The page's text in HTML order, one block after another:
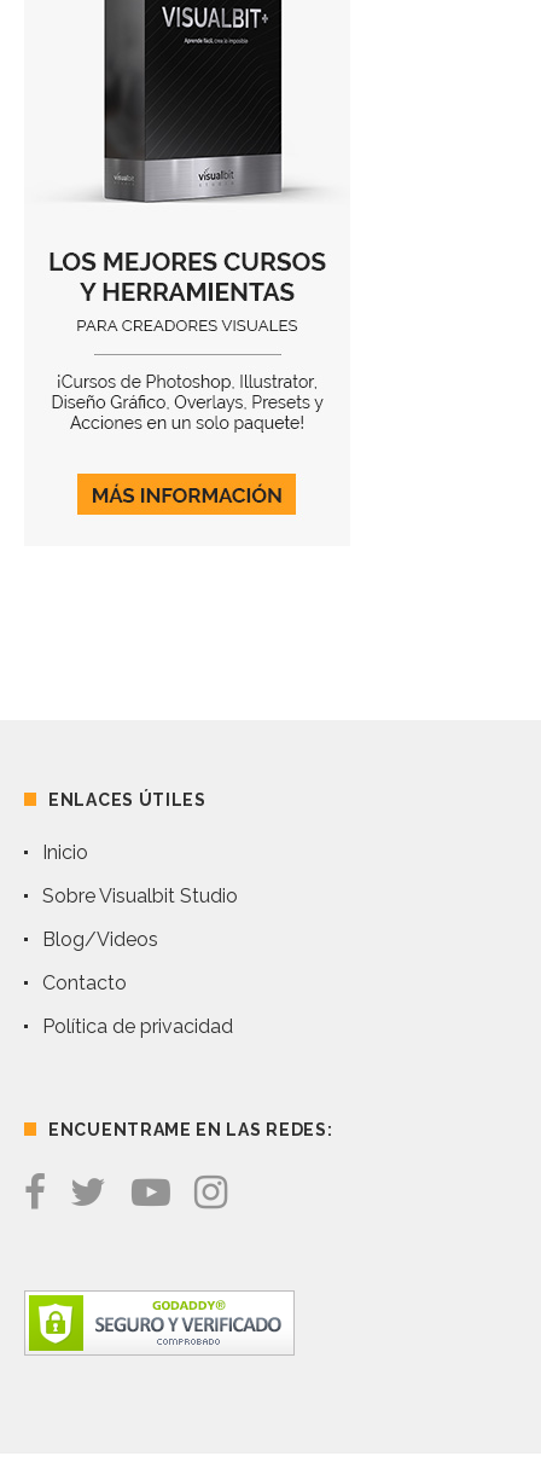
ENLACES ÚTILES
Inicio
Sobre Visualbit Studio
Blog/Videos
Contacto
Política de privacidad
ENCUENTRAME EN LAS REDES: